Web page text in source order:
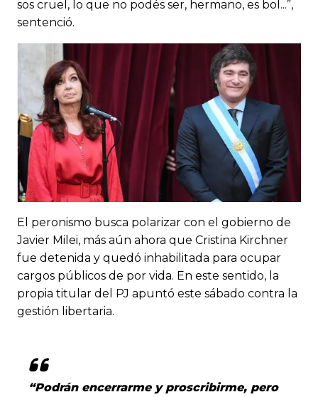
sos cruel, lo que no podés ser, hermano, es bol...”,
sentenció.
El peronismo busca polarizar con el gobierno de
Javier Milei, más aún ahora que Cristina Kirchner
fue detenida y quedó inhabilitada para ocupar
cargos públicos de por vida. En este sentido, la
propia titular del PJ apuntó este sábado contra la
gestión libertaria.
“Podrán encerrarme y proscribirme, pero